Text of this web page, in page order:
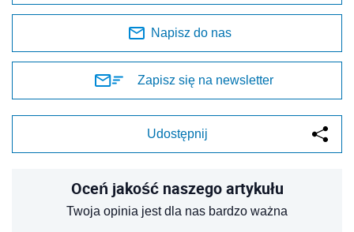
Napisz do nas
Zapisz się na newsletter
Udostępnij
Oceń jakość naszego artykułu
Twoja opinia jest dla nas bardzo ważna